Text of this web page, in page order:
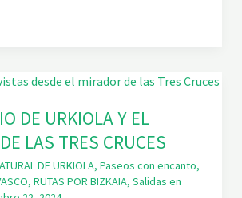
DE URKIOLA Y EL
LAS TRES CRUCES
DE URKIOLA, Paseos con encanto,
, RUTAS POR BIZKAIA, Salidas en